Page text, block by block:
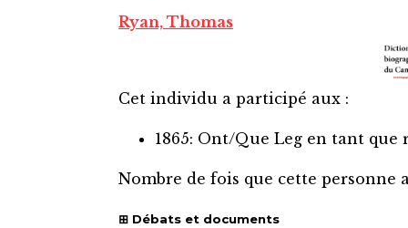
Ryan, Thomas
Cet individu a participé aux :
1865: Ont/Que Leg en tant que
Nombre de fois que cette personne
Débats et documents